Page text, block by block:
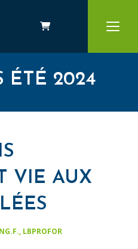
Panier
ÉTÉ 2024
VIE AUX
LBPROFOR